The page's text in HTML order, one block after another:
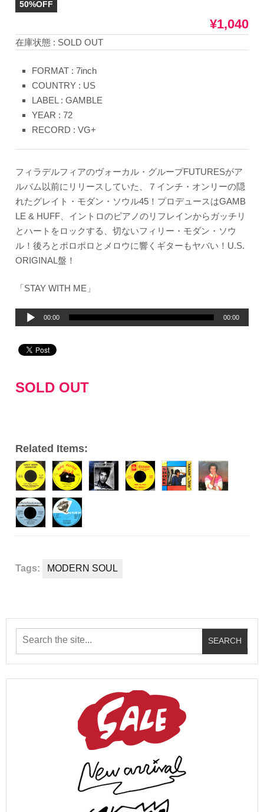
50%OFF
¥1,040
在庫状態 : SOLD OUT
FORMAT : 7inch
COUNTRY : US
LABEL : GAMBLE
YEAR : 72
RECORD : VG+
フィラデルフィアのヴォーカル・グループFUTURESがア
ルバム以前にリリースしていた、７インチ・オンリーの隠
れたグレイト・モダン・ソウル45！プロデュースはGAMB
LE & HUFF、イントロのピアノのリフレインからガッチリ
とハートをロックする、切ないフィリー・モダン・ソウ
ル！後ろとポロポロとメロウに響くギターもヤバい！U.S.
ORIGINAL盤！
「STAY WITH ME」
プ
ヤ
00:00 00:00
SOLD OUT
Related Items:
Tags: MODERN SOUL